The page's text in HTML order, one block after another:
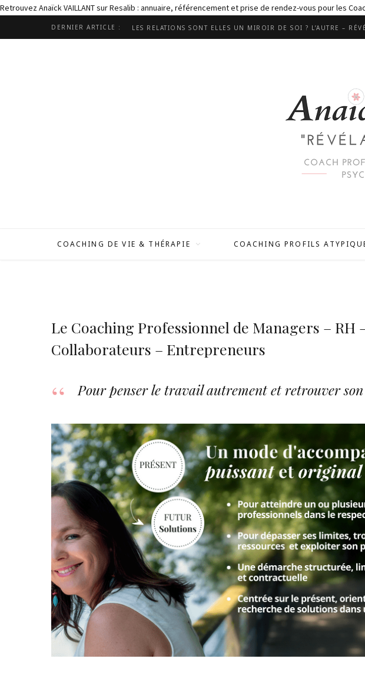
Retrouvez Anaïck VAILLANT sur Resalib : annuaire, référencement et prise de rendez-vous pour les
DERNIER ARTICLE :
COACHING DE VIE & THÉRAPIE COACHING PROFILS
Le Coaching Professionnel de Managers – RH
Collaborateurs – Entrepreneurs
Pour penser le travail autrement et retrouver